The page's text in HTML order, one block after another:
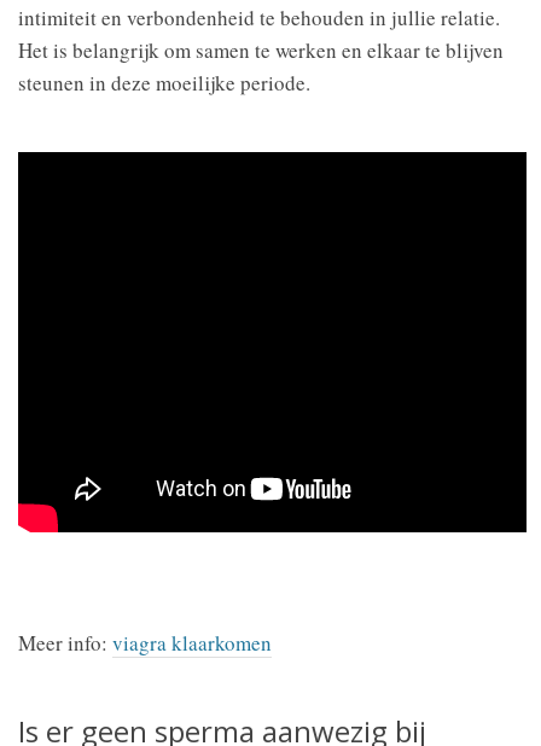
intimiteit en verbondenheid te behouden in jullie relatie.
Het is belangrijk om samen te werken en elkaar te blijven
steunen in deze moeilijke periode.
Meer info: viagra klaarkomen
Is er geen sperma aanwezig bij